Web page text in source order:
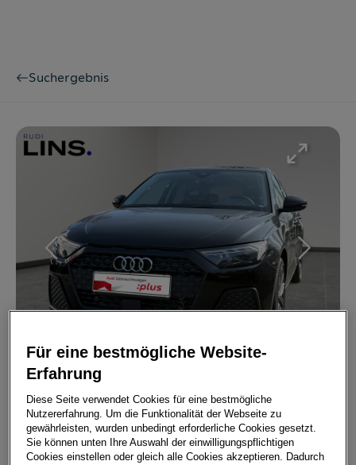
Suchergebnis
A1 Sportback 25 TFSI intense
6901 Bregenz
Leasing Kredit
Für eine bestmögliche Website-
Erfahrung
Diese Seite verwendet Cookies für eine bestmögliche
Nutzererfahrung. Um die Funktionalität der Webseite zu
gewährleisten, wurden unbedingt erforderliche Cookies gesetzt.
Sie können unten Ihre Auswahl der einwilligungspflichtigen
Cookies einstellen oder gleich alle Cookies akzeptieren. Dadurch